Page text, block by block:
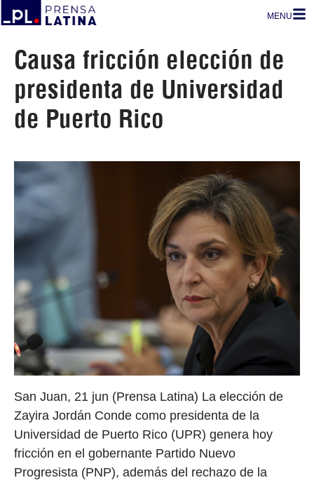
MENU
Causa fricción elección de
presidenta de Universidad
de Puerto Rico
San Juan, 21 jun (Prensa Latina) La elección de
Zayira Jordán Conde como presidenta de la
Universidad de Puerto Rico (UPR) genera hoy
fricción en el gobernante Partido Nuevo
Progresista (PNP), además del rechazo de la